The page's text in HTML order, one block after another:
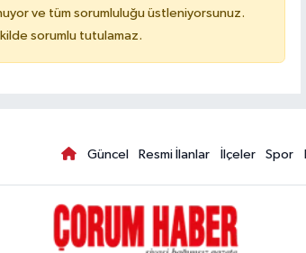
ve tüm sorumluluğu üstleniyorsunuz.
sorumlu tutulamaz.
Güncel Resmi İlanlar İlçeler Spor